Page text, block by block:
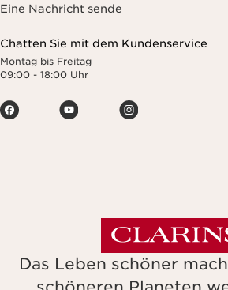
Eine Nachricht sende
Chatten Sie mit dem Kundenservice
Montag bis Freitag
09:00 - 18:00 Uhr
Das Leben schöner